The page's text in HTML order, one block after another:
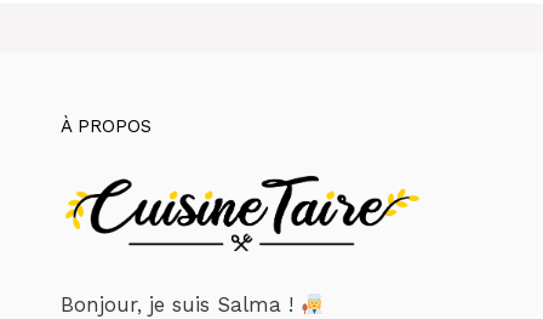
À PROPOS
Bonjour, je suis Salma !